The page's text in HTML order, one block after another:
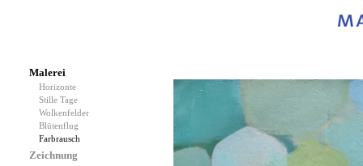
Malerei
Horizonte
Stille Tage
Wolkenfelder
Blütenflug
Farbrausch
Zeichnung